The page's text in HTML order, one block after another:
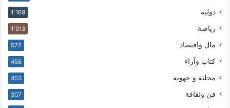
دولية 1٬169
رياضة 1٬013
مال واقتصاد 577
كتاب وآراء 456
محلية و جهوية 453
فن وثقافة 307